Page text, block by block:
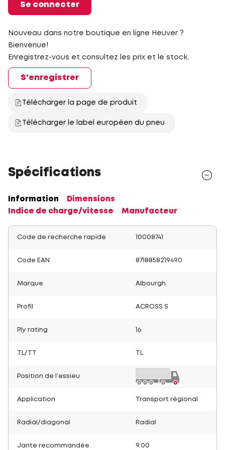
Se connecter
Nouveau dans notre boutique en ligne Heuver ?
Bienvenue!
Enregistrez-vous et consultez les prix et le stock.
S'enregistrer
Télécharger la page de produit
Télécharger le label européen du pneu
Spécifications
Information
Dimensions
Indice de charge/vitesse
Manufacteur
Code de recherche rapide 10008741
Code EAN 8718858219490
Marque Albourgh
Profil ACROSS S
Ply rating 16
TL/TT
Position de l’essieu
Application Transport régional
Radial/diagonal Radial
Jante recommandée 9.00